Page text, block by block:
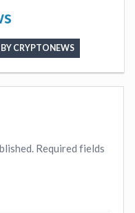
CRYPTONEWS
Required fields